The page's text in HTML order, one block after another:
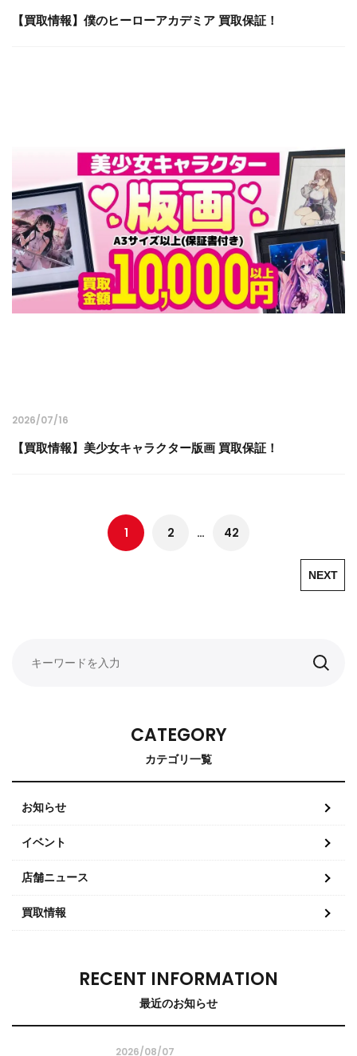
【買取情報】僕のヒーローアカデミア 買取保証！
2026/07/16
【買取情報】美少女キャラクター版画 買取保証！
1 2 … 42
NEXT
CATEGORY
カテゴリ一覧
お知らせ
イベント
店舗ニュース
買取情報
RECENT INFORMATION
最近のお知らせ
2026/08/07